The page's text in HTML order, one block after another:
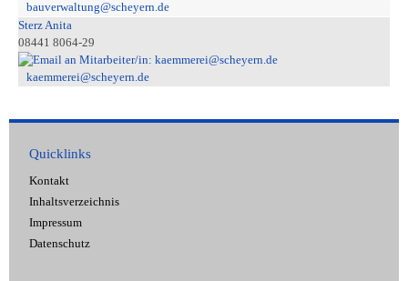
bauverwaltung@scheyern.de
Sterz Anita
08441 8064-29
kaemmerei@scheyern.de
Quicklinks
Kontakt
Inhaltsverzeichnis
Impressum
Datenschutz